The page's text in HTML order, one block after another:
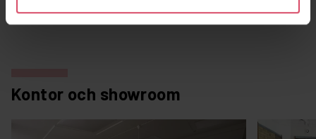
Kontor och showroom